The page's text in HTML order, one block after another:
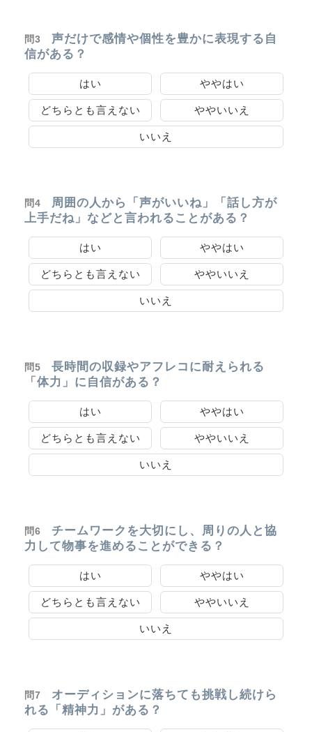
問3
声だけで感情や個性を豊かに表現する自
信がある？
はい ややはい
どちらとも言えない ややいいえ
いいえ
問4
周囲の人から「声がいいね」「話し方が
上手だね」などと言われることがある？
はい ややはい
どちらとも言えない ややいいえ
いいえ
問5
長時間の収録やアフレコに耐えられる
「体力」に自信がある？
はい ややはい
どちらとも言えない ややいいえ
いいえ
問6
チームワークを大切にし、周りの人と協
力して物事を進めることができる？
はい ややはい
どちらとも言えない ややいいえ
いいえ
問7
オーディションに落ちても挑戦し続けら
れる「精神力」がある？